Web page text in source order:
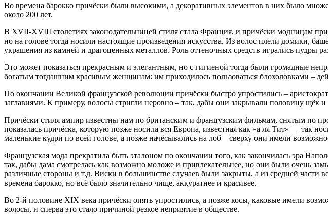
Во времена барокко причёски были высокими, а декоративных элементов в них было
около 200 лет.
В XVII-XVIII столетиях законодательницей стиля стала Франция, и причёски модницам
но на голове тогда носили настоящие произведения искусства. Из волос плели домики,
украшения из камней и драгоценных металлов. Роль оттеночных средств игрались пудры
Это может показаться прекрасным и элегантным, но с гигиеной тогда были громадные
богатым тогдашним красивым женщинам: им приходилось пользоваться блохоловками –
По окончании Великой французской революции причёски быстро упростились –
заглавиями. К примеру, волосы стригли неровно – так, дабы они закрывали половину
Причёски стиля ампир известны нам по британским и французским фильмам, снятым по
показалась причёска, которую позже носила вся Европа, известная как «а ля Тит» — так
маленькие кудри по всей голове, а позже начёсывались на лоб – сверху они имели
Французская мода прекратила быть эталоном по окончании того, как закончилась эра
так, дабы дама смотрелась как возможно моложе и привлекательнее, но они были очень
различные стороны и т.д. Виски в большинстве случаев были закрыты, а из средней части
времена барокко, но всё было значительно чище, аккуратнее и красивее.
Во 2-й половине XIX века причёски опять упростились, а позже косы, каковые имели
волосы, и сперва это стало причиной резкое неприятие в обществе.